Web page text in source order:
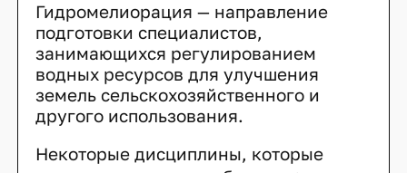
Гидромелиорация — направление
подготовки специалистов,
занимающихся регулированием
водных ресурсов для улучшения
земель сельскохозяйственного и
другого использования.
Некоторые дисциплины, которые